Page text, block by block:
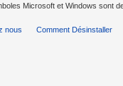
Microsoft et Windows sont
nous Comment Désinstaller